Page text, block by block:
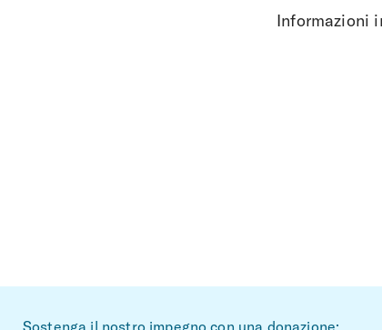
Informazioni